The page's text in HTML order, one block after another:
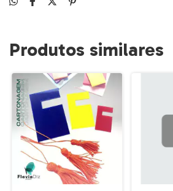
Produtos similares